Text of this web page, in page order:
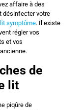
affaire à des
désinfecter votre
symptôme. Il existe
régler vos
et vos
de
lit
piqûre de